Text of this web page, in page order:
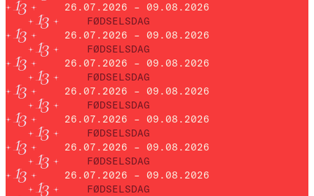
26.07.2026 – 09.08.2026
FØDSELSDAG
26.07.2026 – 09.08.2026
FØDSELSDAG
26.07.2026 – 09.08.2026
FØDSELSDAG
26.07.2026 – 09.08.2026
FØDSELSDAG
26.07.2026 – 09.08.2026
FØDSELSDAG
26.07.2026 – 09.08.2026
FØDSELSDAG
26.07.2026 – 09.08.2026
FØDSELSDAG